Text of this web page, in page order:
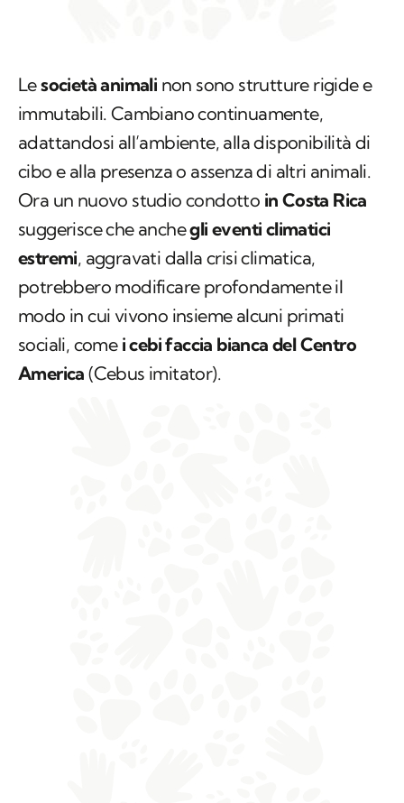
Lesocietà animali non sono strutture rigide e
immutabili. Cambiano continuamente,
adattandosi all’ambiente, alla disponibilità di
cibo e alla presenza o assenza di altri animali.
Ora un nuovo studio condotto in Costa Rica
suggerisce che anchegli eventi climatici
estremi, aggravati dalla crisi climatica,
potrebbero modificare profondamente il
modo in cui vivono insieme alcuni primati
sociali, come i cebi faccia bianca del Centro
America (Cebus imitator).